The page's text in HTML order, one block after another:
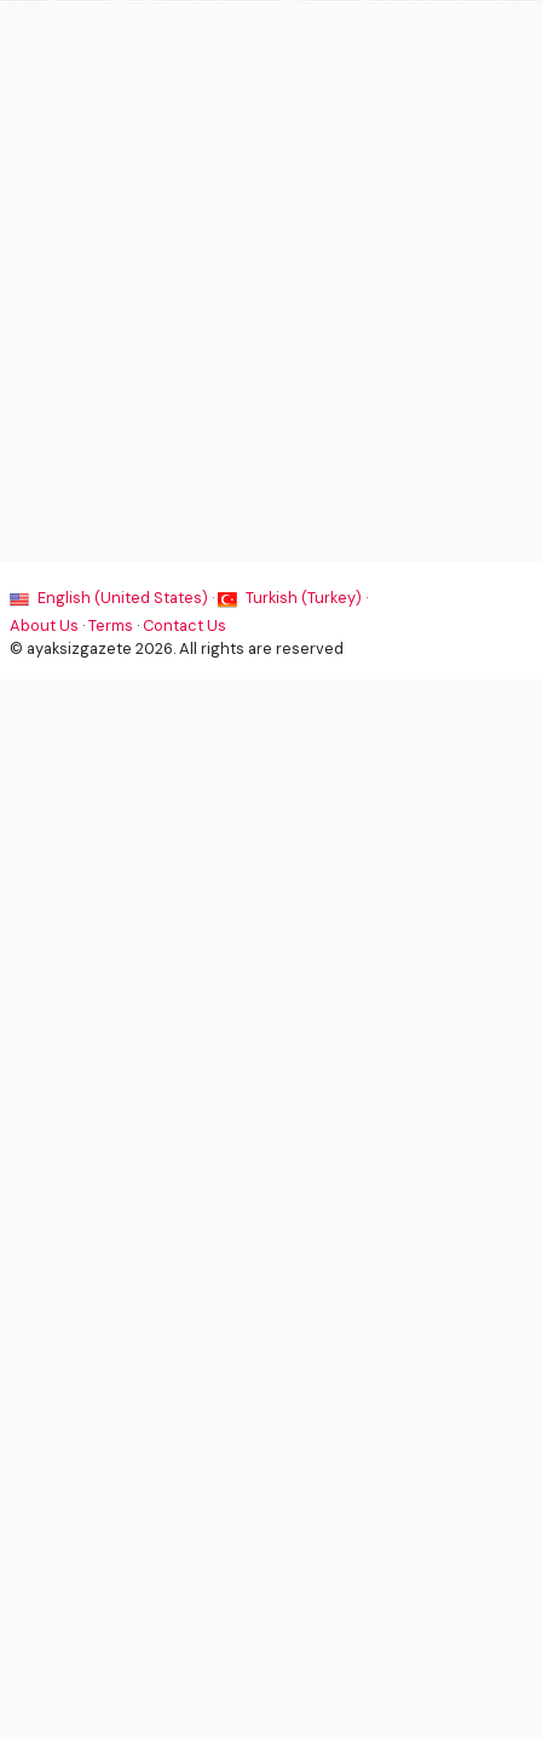
English (United States) ·
Turkish (Turkey) ·
About Us ·Terms ·Contact Us
© ayaksizgazete 2026. All rights are reserved